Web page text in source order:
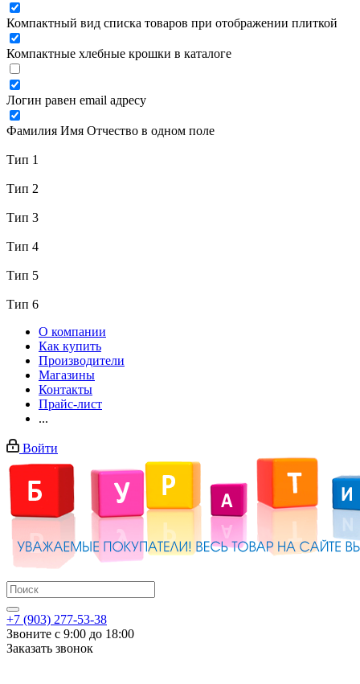
Компактный вид списка товаров при отображении плиткой
Компактные хлебные крошки в каталоге
Логин равен email адресу
Фамилия Имя Отчество в одном поле
Тип 1
Тип 2
Тип 3
Тип 4
Тип 5
Тип 6
О компании
Как купить
Производители
Магазины
Контакты
Прайс-лист
...
Войти
+7 (903) 277-53-38
Звоните с 9:00 до 18:00
Заказать звонок